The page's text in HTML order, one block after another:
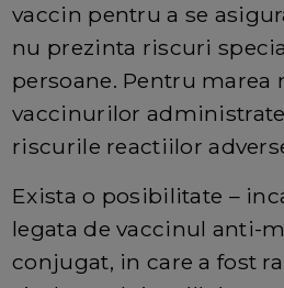
vaccin pentru a se
nu prezinta riscuri
persoane. Pentru marea
vaccinurilor
riscurile reactiilor
Exista o posibilitate –
legata de vaccinul anti-
conjugat, in care a fost